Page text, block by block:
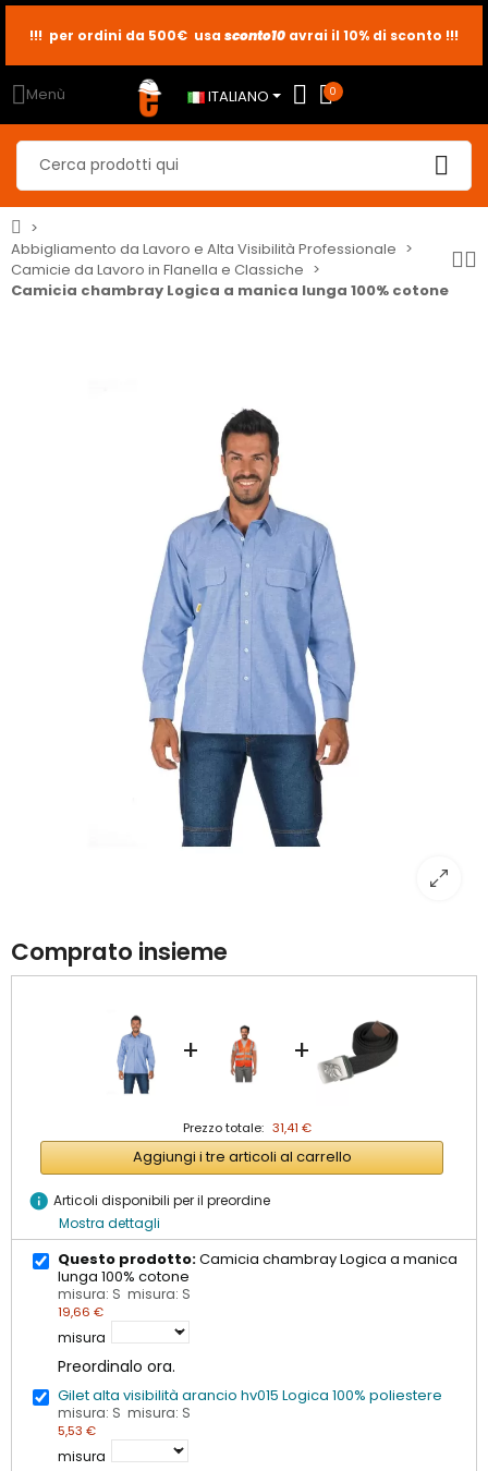
sconto2
sconto5
sconto10
Menù ITALIANO 0
Abbigliamento da Lavoro e Alta Visibilità Professionale
Camicie da Lavoro in Flanella e Classiche
Camicia chambray Logica a manica lunga 100% cotone
Comprato insieme
+ +
Prezzo totale: 31,41 €
Aggiungi i tre articoli al carrello
info Articoli disponibili per il preordine
Mostra dettagli
Questo prodotto:Camicia chambray Logica a manica
lunga 100% cotone
misura: S misura: S
19,66 €
misura
Preordinalo ora.
Gilet alta visibilità arancio hv015 Logica 100% poliestere
misura: S misura: S
5,53 €
misura